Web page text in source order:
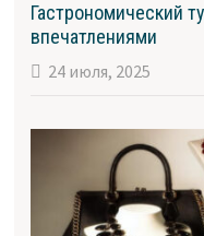
Гастрономический
впечатлениями
24 июля, 2025